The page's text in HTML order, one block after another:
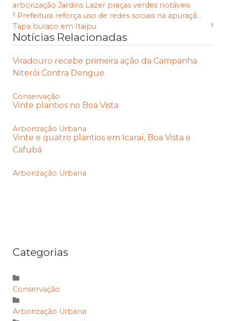
arborização Jardins Lazer praças verdes notáveis
Prefeitura reforça uso de redes sociais na apuraçã...
Tapa buraco em Itaipu
Notícias Relacionadas
Viradouro recebe primeira ação da Campanha
Niterói Contra Dengue
Conservação
Vinte plantios no Boa Vista
Arborização Urbana
Vinte e quatro plantios em Icaraí, Boa Vista e
Cafubá
Arborização Urbana
Categorias
Conservação
Arborização Urbana